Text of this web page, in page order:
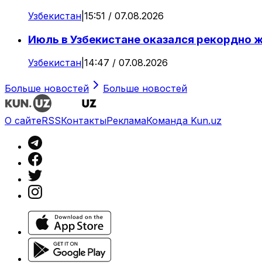
Узбекистан 15:51 / 07.08.2026
Июль в Узбекистане оказался рекордно
Узбекистан 14:47 / 07.08.2026
Больше новостей Больше новостей
О сайтеRSSКонтактыРекламаКоманда Kun.uz